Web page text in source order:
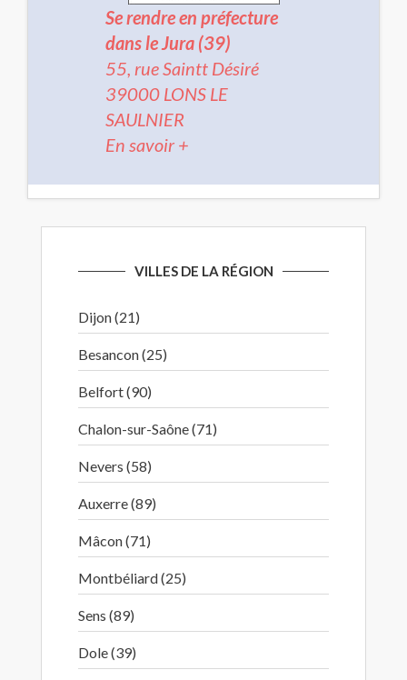
Se rendre en préfecture
dans le Jura (39)
55, rue Saintt Désiré
39000 LONS LE
SAULNIER
En savoir +
VILLES DE LA RÉGION
Dijon (21)
Besancon (25)
Belfort (90)
Chalon-sur-Saône (71)
Nevers (58)
Auxerre (89)
Mâcon (71)
Montbéliard (25)
Sens (89)
Dole (39)